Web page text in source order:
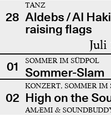
28
TANZ
Aldebs / Al
raising flags
Juli
01 SOMMER IM SÜDPOL
Sommer-Slam
02
KONZERT, SOMMER IM
High on the
AMÆMI &